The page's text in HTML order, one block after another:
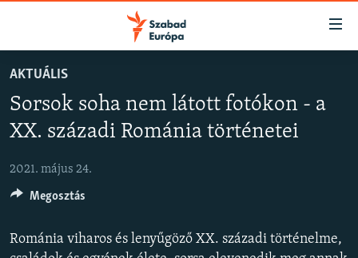
Akadálymentes
fő
oldalra
Ugrás
keresésre
AKTUÁLIS
PODCASTOK
VIDEÓK
ELEMZŐ
NER15
AKTUÁLIS
Sorsok soha nem látott fotókon - a
XX. századi Románia történetei
2021. május 24.
Románia viharos és lenyűgöző XX. századi történelme,
Megosztás
FELIRATKOZÁS
Feliratkozás